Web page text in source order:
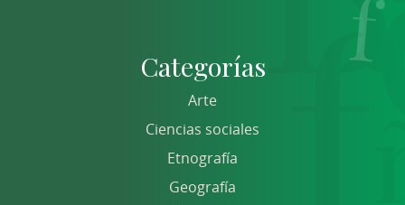
Categorías
Arte
Ciencias sociales
Etnografía
Geografía